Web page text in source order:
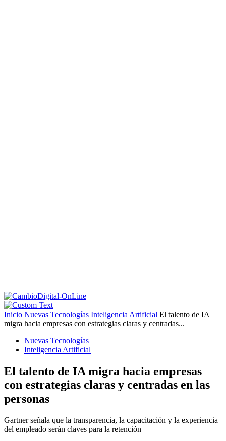
Inicio Nuevas Tecnologías Inteligencia Artificial El talento de IA
migra hacia empresas con estrategias claras y centradas...
Nuevas Tecnologías
Inteligencia Artificial
El talento de IA migra hacia empresas
con estrategias claras y centradas en las
personas
Gartner señala que la transparencia, la capacitación y la experiencia
del empleado serán claves para la retención